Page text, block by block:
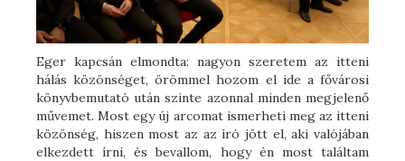
Eger kapcsán elmondta: nagyon szeretem az itteni
hálás közönséget, örömmel hozom el ide a fővárosi
könyvbemutató után szinte azonnal minden megjelenő
művemet. Most egy új arcomat ismerheti meg az itteni
közönség, hiszen most az az író jött el, aki valójában
elkezdett írni, és bevallom, hogy én most találtam